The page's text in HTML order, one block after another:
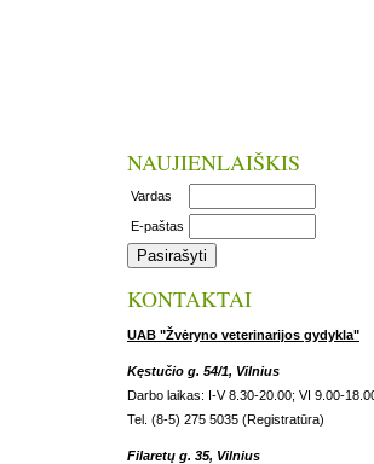
NAUJIENLAIŠKIS
Vardas
E-paštas
KONTAKTAI
UAB "Žvėryno veterinarijos gydykla"
Kęstučio g. 54/1, Vilnius
Darbo laikas: I-V 8.30-20.00; VI 9.00-
Tel. (8-5) 275 5035 (Registratūra)
Filaretų g. 35, Vilnius